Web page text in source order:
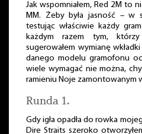
Jak wspomniałem, Red 2M to
MM. Żeby była jasność – w
testując właściwie każdy
każdym razem tym,
sugerowałem wymianę
danego modelu gramofonu
wiele wymagać nie można,
ramieniu Noje zamontowanym
Runda 1.
Gdy igła opadła do rowka
Dire Straits szeroko